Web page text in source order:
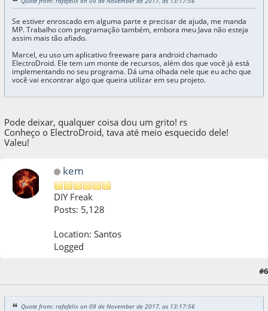
Se estiver enroscado em alguma parte e precisar de ajuda, me manda
MP. Trabalho com programação também, embora meu Java não esteja
assim mais tão afiado.
Marcel, eu uso um aplicativo freeware para android chamado
ElectroDroid. Ele tem um monte de recursos, além dos que você já está
implementando no seu programa. Dá uma olhada nele que eu acho que
você vai encontrar algo que queira utilizar em seu projeto.
Pode deixar, qualquer coisa dou um grito! rs
Conheço o ElectroDroid, tava até meio esquecido dele!
Valeu!
kem
DIY Freak
Posts: 5,128
Location: Santos
Logged
#6
Quote from: rafafelix on 09 de November de 2017, as 13:17:56